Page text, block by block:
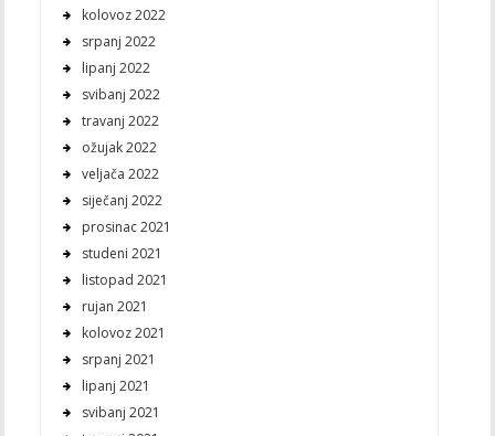
kolovoz 2022
srpanj 2022
lipanj 2022
svibanj 2022
travanj 2022
ožujak 2022
veljača 2022
siječanj 2022
prosinac 2021
studeni 2021
listopad 2021
rujan 2021
kolovoz 2021
srpanj 2021
lipanj 2021
svibanj 2021